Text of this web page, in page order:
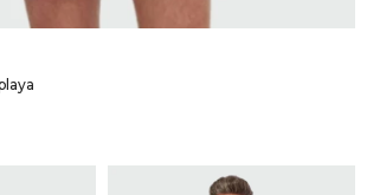
SELECCIONAR TALLE